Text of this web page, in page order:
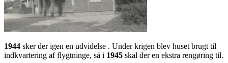
1944 sker der igen en udvidelse . Under krigen blev huset brugt til
indkvartering af flygtninge, så i 1945 skal der en ekstra rengøring til.